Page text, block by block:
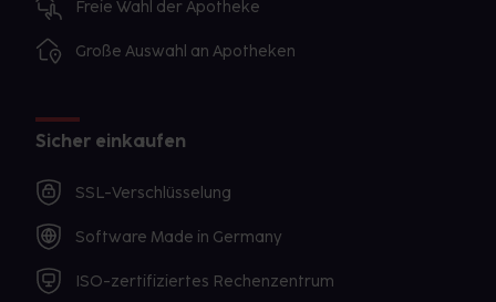
Freie Wahl der Apotheke
Große Auswahl an Apotheken
Sicher einkaufen
SSL-Verschlüsselung
Software Made in Germany
ISO-zertifiziertes Rechenzentrum